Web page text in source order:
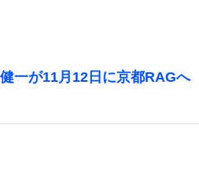
一が11月12日に京都RAGへ